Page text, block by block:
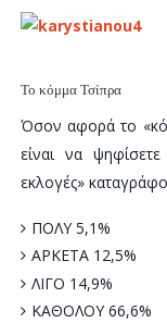
Το κόμμα Τσίπρα
Όσον αφορά το
είναι να
εκλογές»
ΠΟΛΥ 5,1%
ΑΡΚΕΤΑ 12,5%
ΛΙΓΟ 14,9%
ΚΑΘΟΛΟΥ 66,6%